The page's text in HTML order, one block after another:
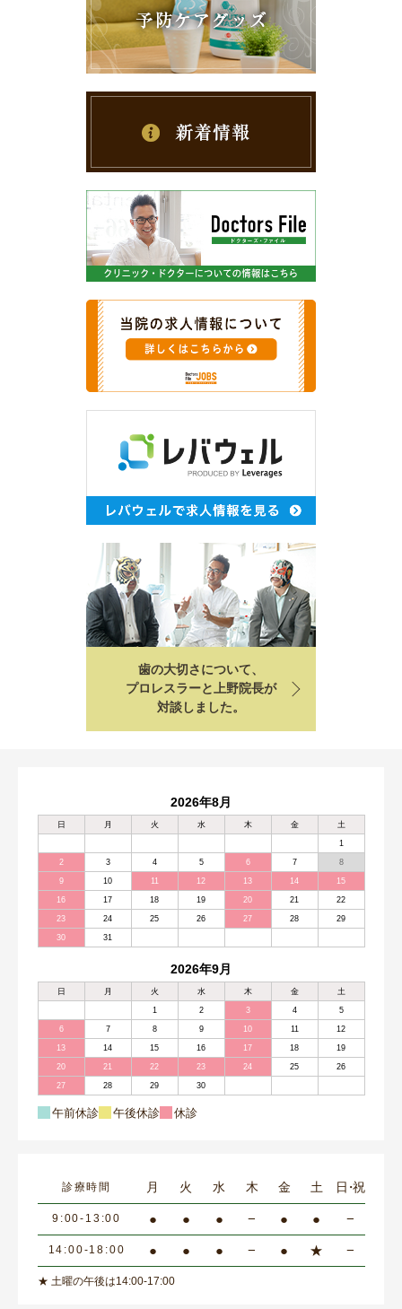
歯の大切さについて、
プロレスラーと上野院長が
対談しました。
2026年8月
日 月 火 水 木 金 土
1
2 3 4 5 6 7 8
9 10 11 12 13 14 15
16 17 18 19 20 21 22
23 24 25 26 27 28 29
30 31
2026年9月
日 月 火 水 木 金 土
1 2 3 4 5
6 7 8 9 10 11 12
13 14 15 16 17 18 19
20 21 22 23 24 25 26
27 28 29 30
午前休診 午後休診 休診
診療時間 月 火 水 木 金 土 日・祝
9:00-13:00 ● ● ● − ● ● −
14:00-18:00 ● ● ● − ● ★ −
★ 土曜の午後は14:00-17:00